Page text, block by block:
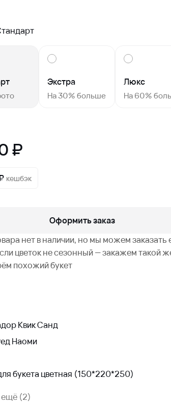
Экстра
На 30% больше
Люкс
На 60%
₽
кешбэк
Оформить заказ
нет в наличии, но мы можем заказать
цветок не сезонный — закажем такой
похожий букет
Квик Санд
Наоми
букета цветная (150*220*250)
ещё (2)